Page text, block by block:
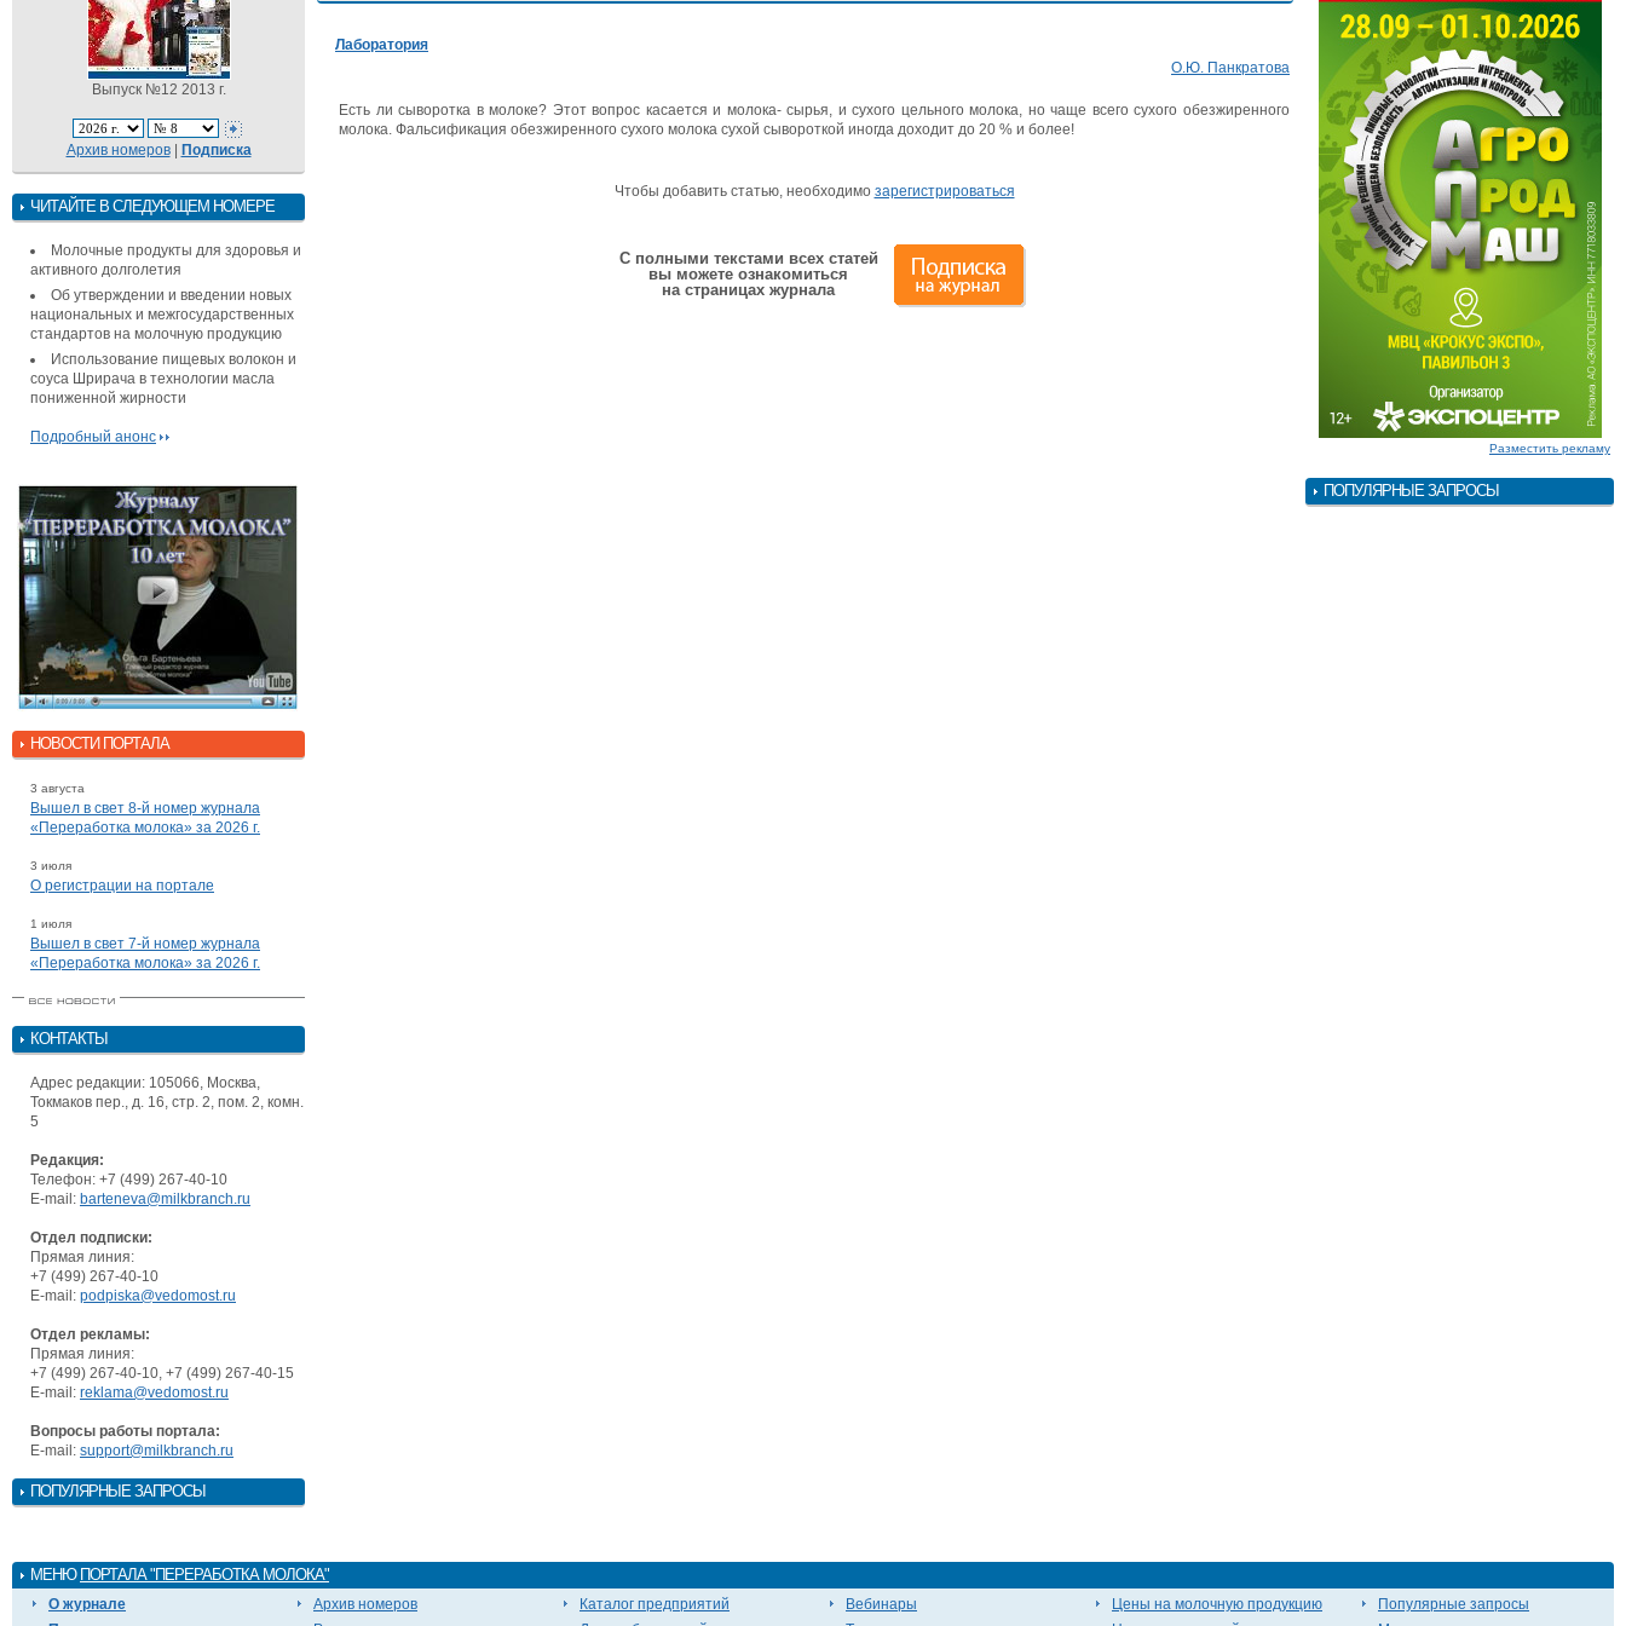
Выпуск №12 2013 г.
Архив номеров| Подписка
ЧИТАЙТЕ В СЛЕДУЮЩЕМ НОМЕРЕ
Молочные продукты для здоровья и
активного долголетия
Об утверждении и введении новых
национальных и межгосударственных
стандартов на молочную продукцию
Использование пищевых волокон и
соуса Шрирача в технологии масла
пониженной жирности
Подробный анонс
НОВОСТИ ПОРТАЛА
3 августа
Вышел в свет 8-й номер журнала
«Переработка молока» за 2026 г.
3 июля
О регистрации на портале
1 июля
Вышел в свет 7-й номер журнала
«Переработка молока» за 2026 г.
КОНТАКТЫ
Адрес редакции: 105066, Москва,
Токмаков пер., д. 16, стр. 2, пом. 2, комн.
5
Редакция:
Телефон: +7 (499) 267-40-10
E-mail: barteneva@milkbranch.ru
Отдел подписки:
Прямая линия:
+7 (499) 267-40-10
E-mail: podpiska@vedomost.ru
Отдел рекламы:
Прямая линия:
+7 (499) 267-40-10, +7 (499) 267-40-15
E-mail: reklama@vedomost.ru
Вопросы работы портала:
E-mail: support@milkbranch.ru
ПОПУЛЯРНЫЕ ЗАПРОСЫ
Лаборатория
О.Ю. Панкратова
Есть ли сыворотка в молоке? Этот вопрос касается и молока- сырья, и сухого цельного молока, но чаще всего сухого обезжиренного
молока. Фальсификация обезжиренного сухого молока сухой сывороткой иногда доходит до 20 % и более!
Чтобы добавить статью, необходимо зарегистрироваться
С полными текстами всех статей
вы можете ознакомиться
на страницах журнала
Разместить рекламу
ПОПУЛЯРНЫЕ ЗАПРОСЫ
МЕНЮ ПОРТАЛА "ПЕРЕРАБОТКА МОЛОКА"
О журнале
Архив номеров
Каталог предприятий
Вебинары
Цены на молочную продукцию
Популярные запросы